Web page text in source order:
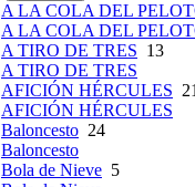
A LA COLA DEL
A LA COLA DEL
A TIRO DE TRES 13
A TIRO DE TRES
AFICIÓN HÉRCULES 21
AFICIÓN HÉRCULES
Baloncesto 24
Baloncesto
Bola de Nieve 5